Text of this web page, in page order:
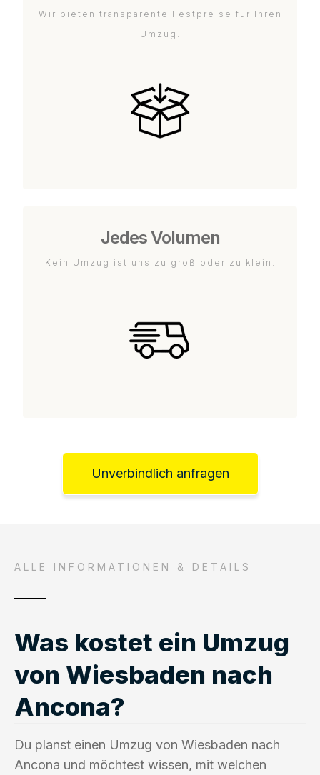
Wir bieten transparente Festpreise für Ihren
Umzug.
Jedes Volumen
Kein Umzug ist uns zu groß oder zu klein.
Unverbindlich anfragen
ALLE INFORMATIONEN & DETAILS
Was kostet ein Umzug
von Wiesbaden nach
Ancona?
Du planst einen Umzug von Wiesbaden nach
Ancona und möchtest wissen, mit welchen